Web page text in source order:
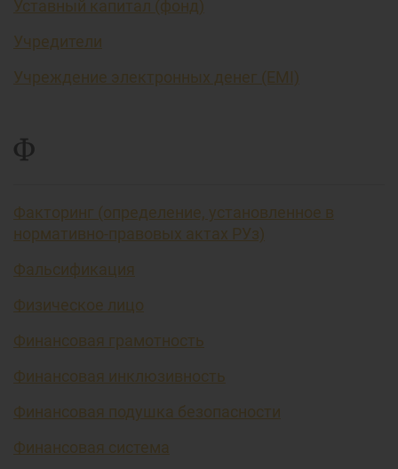
Уставный капитал (фонд)
Учредители
Учреждение электронных денег (EMI)
Ф
Факторинг (определение, установленное в
нормативно-правовых актах РУз)
Фальсификация
Физическое лицо
Финансовая грамотность
Финансовая инклюзивность
Финансовая подушка безопасности
Финансовая система